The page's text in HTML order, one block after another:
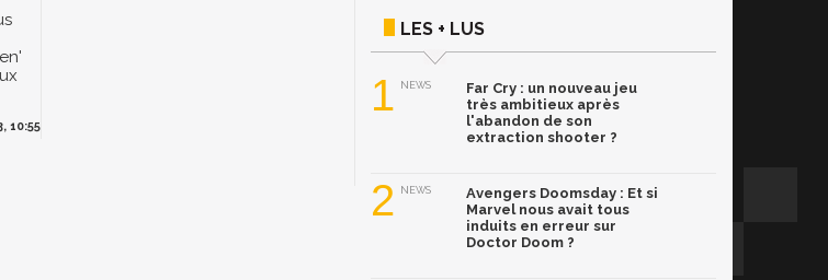
10:55
LES + LUS
1 NEWS
Far Cry : un nouveau jeu
très ambitieux après
l'abandon de son
extraction shooter ?
2 NEWS
Avengers Doomsday : Et si
Marvel nous avait tous
induits en erreur sur
Doctor Doom ?